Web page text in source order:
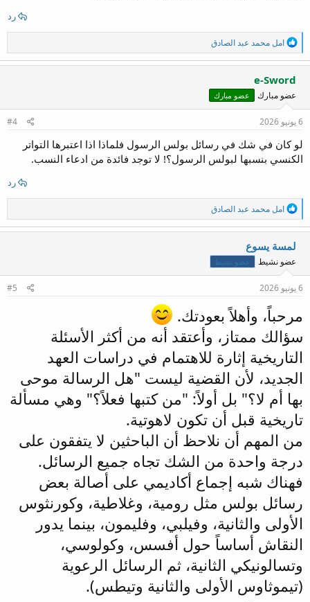
رد
ا
ل
ت
ا
ع
ت
:
امل محمد عبد الصادق
e-Sword
عضو مبارك عضو مبارك
6 يونيو 2026 #4
لو كان في شك في رسائل بولس الرسول فلماذا اذا اعتبرها التواتر
الكنسي بنسبها لبولس الرسول؟! لا توجد فائدة من ادعاء النسب.
رد
ا
ل
ت
ا
ع
ت
امل محمد عبد الصادق
لمسة يسوع
عضو نشيط عضو نشيط
6 يونيو 2026 #5
مرحباً، وأهلاً بعودتك.
سؤالك ممتاز، وأعتقد أنه من أكثر الأسئلة
التاريخية إثارة للاهتمام في دراسات العهد
الجديد، لأن القضية ليست "هل الرسالة موحى
بها أم لا؟" بل أولاً: "من كتبها فعلاً؟" وهي مسألة
تاريخية قبل أن تكون لاهوتية.
من المهم أن نلاحظ أن الباحثين لا يتفقون على
درجة واحدة من الشك تجاه جميع الرسائل.
فهناك شبه إجماع أكاديمي على أصالة بعض
رسائل بولس مثل رومية، وغلاطية، وكورنثوس
الأولى والثانية، وفيلبي، وفليمون، بينما يدور
النقاش أساساً حول أفسس، وكولوسي،
وتسالونيكي الثانية، ثم الرسائل الرعوية
(تيموثاوس الأولى والثانية وتيطس).